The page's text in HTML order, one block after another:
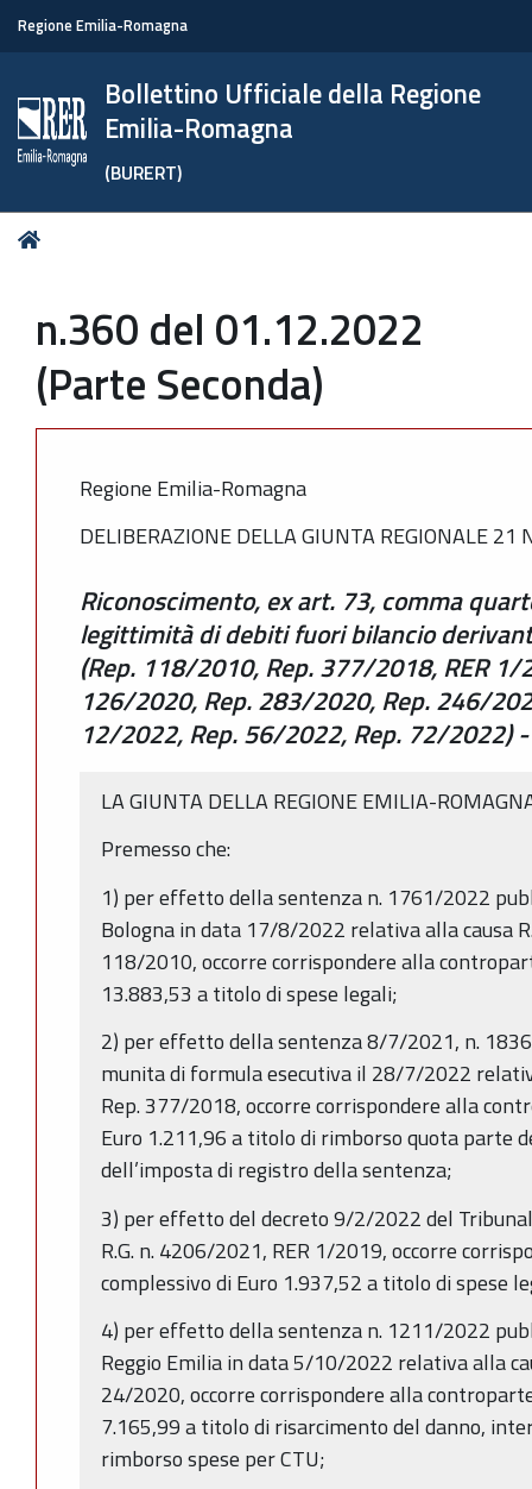
Regione Emilia-Romagna
Bollettino Ufficiale della Regione
Emilia-Romagna
(BURERT)
Tu
n.360 del 01.12.2022
(Parte Seconda)
Regione Emilia-Romagna
DELIBERAZIONE DELLA GIUNTA REGIONALE
Riconoscimento, ex art. 73, comma
legittimità di debiti fuori bilancio
(Rep. 118/2010, Rep. 377/2018, RER
126/2020, Rep. 283/2020, Rep. 246/
12/2022, Rep. 56/2022, Rep. 72/2022)
LA GIUNTA DELLA REGIONE EMILIA-
Premesso che:
1) per effetto della sentenza n. 1761/2022
Bologna in data 17/8/2022 relativa alla causa
118/2010, occorre corrispondere alla
13.883,53 a titolo di spese legali;
2) per effetto della sentenza 8/7/2021, n.
munita di formula esecutiva il 28/7/2022
Rep. 377/2018, occorre corrispondere alla
Euro 1.211,96 a titolo di rimborso quota parte
dell’imposta di registro della sentenza;
3) per effetto del decreto 9/2/2022 del
R.G. n. 4206/2021, RER 1/2019, occorre
complessivo di Euro 1.937,52 a titolo di spese
4) per effetto della sentenza n. 1211/2022
Reggio Emilia in data 5/10/2022 relativa alla
24/2020, occorre corrispondere alla
7.165,99 a titolo di risarcimento del danno,
rimborso spese per CTU;